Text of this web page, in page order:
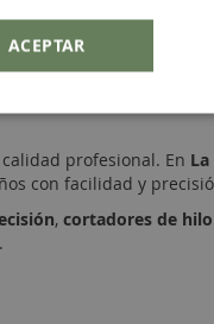
profesional. En
con facilidad y
, cortadores de hilo
ACEPTAR